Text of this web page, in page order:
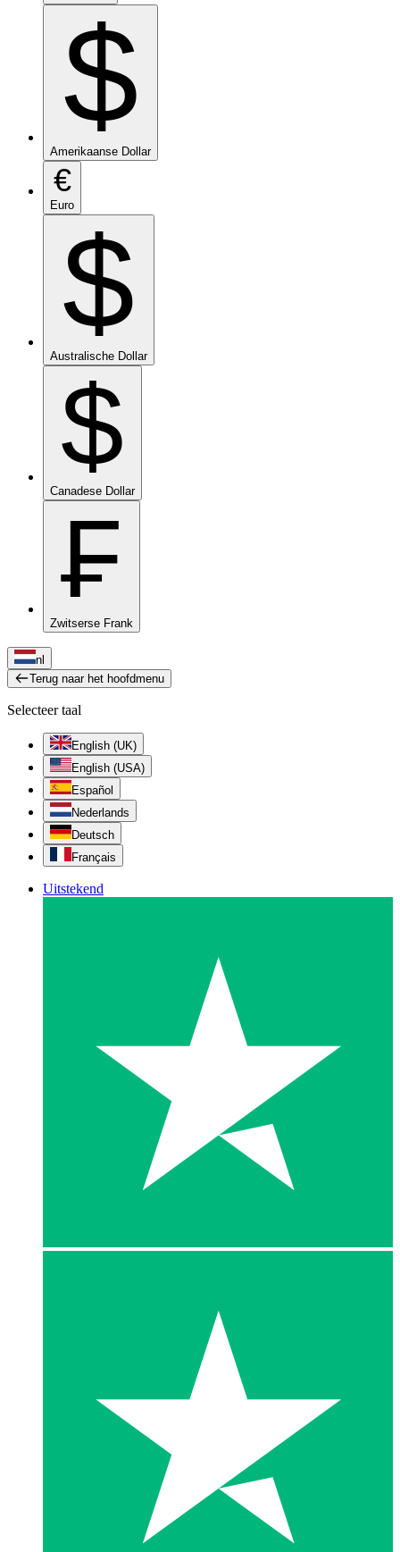
$
Amerikaanse Dollar
€
Euro
$
Australische Dollar
$
Canadese Dollar
₣
Zwitserse Frank
nl
Terug naar het hoofdmenu
Selecteer taal
English (UK)
English (USA)
Español
Nederlands
Deutsch
Français
Uitstekend